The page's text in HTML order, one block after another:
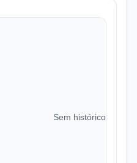
Sem histórico de